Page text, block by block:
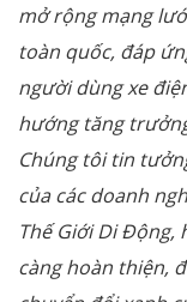
mở rộng mạng
toàn quốc, đáp
người dùng xe
hướng tăng
Chúng tôi tin
của các doanh
Thế Giới Di Động,
càng hoàn thiện,